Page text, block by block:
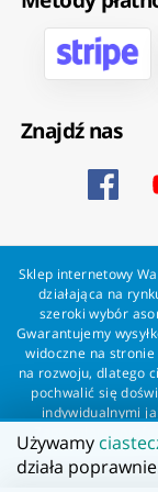
Znajdź nas
Sklep internetowy
działająca na
szeroki wybór
Gwarantujemy
widoczne na
na rozwoju, dlatego
pochwalić się
indywidualnymi
Zapewniamy
bezproblemową
Używamy
działa